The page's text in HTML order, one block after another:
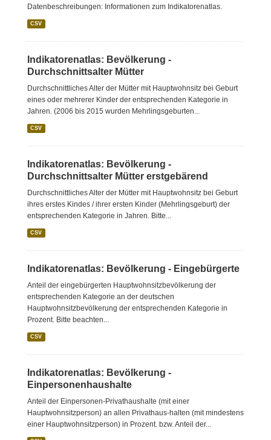
Datenbeschreibungen: Informationen zum Indikatorenatlas.
CSV
Indikatorenatlas: Bevölkerung -
Durchschnittsalter Mütter
Durchschnittliches Alter der Mütter mit Hauptwohnsitz bei Geburt
eines oder mehrerer Kinder der entsprechenden Kategorie in
Jahren. (2006 bis 2015 wurden Mehrlingsgeburten...
CSV
Indikatorenatlas: Bevölkerung -
Durchschnittsalter Mütter erstgebärend
Durchschnittliches Alter der Mütter mit Hauptwohnsitz bei Geburt
ihres erstes Kindes / ihrer ersten Kinder (Mehrlingsgeburt) der
entsprechenden Kategorie in Jahren. Bitte...
CSV
Indikatorenatlas: Bevölkerung - Eingebürgerte
Anteil der eingebürgerten Hauptwohnsitzbevölkerung der
entsprechenden Kategorie an der deutschen
Hauptwohnsitzbevölkerung der entsprechenden Kategorie in
Prozent. Bitte beachten...
CSV
Indikatorenatlas: Bevölkerung -
Einpersonenhaushalte
Anteil der Einpersonen-Privathaushalte (mit einer
Hauptwohnsitzperson) an allen Privathaus-halten (mit mindestens
einer Hauptwohnsitzperson) in Prozent. bzw. Anteil der...